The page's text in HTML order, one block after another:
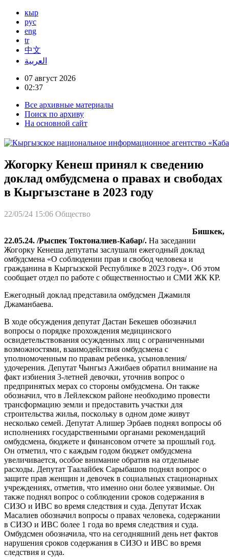
кыр
рус
eng
tr
中文
العربية
07 август 2026
02:37
Все архивные материалы
Поиск по архиву
На основной сайт
Жогорку Кенеш принял к сведению
доклад омбудсмена о правах и свободах
в Кыргызстане в 2023 году
22/05/24 15:06 Общество
Бишкек,
22.05.24. /Рыспек Токтоналиев-Кабар/. На заседании
Жогорку Кенеша депутаты заслушали ежегодный доклад
омбудсмена «О соблюдении прав и свобод человека и
гражданина в Кыргызской Республике в 2023 году». Об этом
сообщает отдел по работе с общественностью и СМИ ЖК КР.
Ежегодный доклад представила омбудсмен Джамиля
Джаманбаева.
В ходе обсуждения депутат Дастан Бекешев обозначил
вопросы о порядке прохождения медицинского
освидетельствования осужденных лиц с ограниченными
возможностями, взаимодействия омбудсмена с
уполномоченным по правам ребенка, усыновления/
удочерения. Депутат Чынгыз Ажибаев обратил внимание на
факт избиения 3-летней девочки, уточнив вопрос о
предпринятых мерах со стороны омбудсмена. Он также
обозначил, что в Лейлекском районе необходимо провести
трансформацию земли и предоставить участки для
строительства жилья, поскольку в одном доме живут
несколько семей. Депутат Алишер Эрбаев поднял вопросы об
исполнениях государственными органами рекомендаций
омбудсмена, бюджете и финансовом отчете за прошлый год.
Он отметил, что с каждым годом бюджет омбудсмена
увеличивается, особое внимание обратив на отдельные
расходы. Депутат Таалайбек Сарыбашов поднял вопрос о
защите прав женщин и девочек в социальных стационарных
учреждениях, отметив, что именно они более уязвимые. Он
также поднял вопрос о соблюдении сроков содержания в
СИЗО и ИВС во время следствия и суда. Депутат Исхак
Масалиев обозначил вопросы о правах человека, содержании
в СИЗО и ИВС более 1 года во время следствия и суда.
Омбудсмен обозначила, что на сегодняшний день нет фактов
нарушения сроков содержания в СИЗО и ИВС во время
следствия и суда.